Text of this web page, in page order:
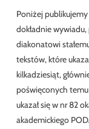
Poniżej publikujemy
dokładnie
diakonatowi
tekstów, które
kilkadziesiąt,
poświęconych
ukazał się w nr 82
akademickiego